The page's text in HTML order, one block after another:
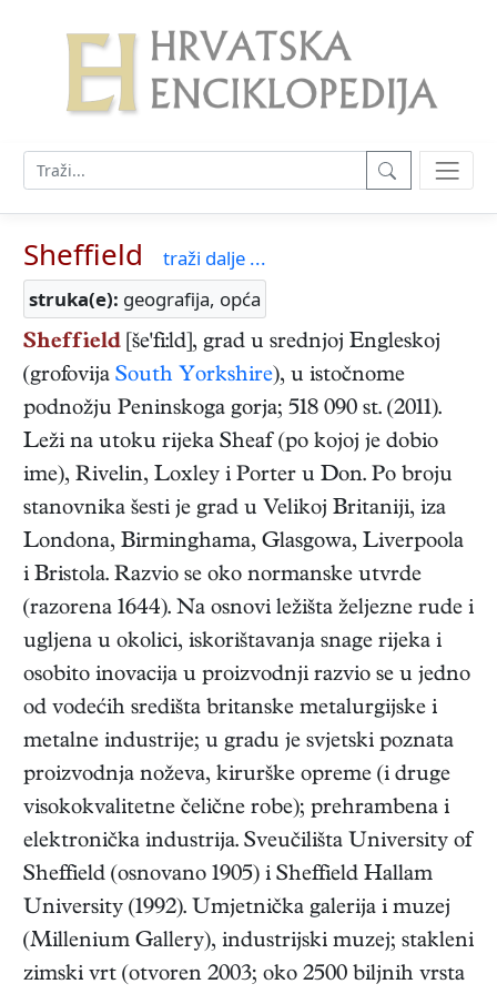
Sheffield
traži dalje ...
struka(e): geografija, opća
Sheffield [še'fi:ld], grad u srednjoj Engleskoj
(grofovija South Yorkshire), u istočnome
podnožju Peninskoga gorja; 518 090 st. (2011).
Leži na utoku rijeka Sheaf (po kojoj je dobio
ime), Rivelin, Loxley i Porter u Don. Po broju
stanovnika šesti je grad u Velikoj Britaniji, iza
Londona, Birminghama, Glasgowa, Liverpoola
i Bristola. Razvio se oko normanske utvrde
(razorena 1644). Na osnovi ležišta željezne rude i
ugljena u okolici, iskorištavanja snage rijeka i
osobito inovacija u proizvodnji razvio se u jedno
od vodećih središta britanske metalurgijske i
metalne industrije; u gradu je svjetski poznata
proizvodnja noževa, kirurške opreme (i druge
visokokvalitetne čelične robe); prehrambena i
elektronička industrija. Sveučilišta University of
Sheffield (osnovano 1905) i Sheffield Hallam
University (1992). Umjetnička galerija i muzej
(Millenium Gallery), industrijski muzej; stakleni
zimski vrt (otvoren 2003; oko 2500 biljnih vrsta